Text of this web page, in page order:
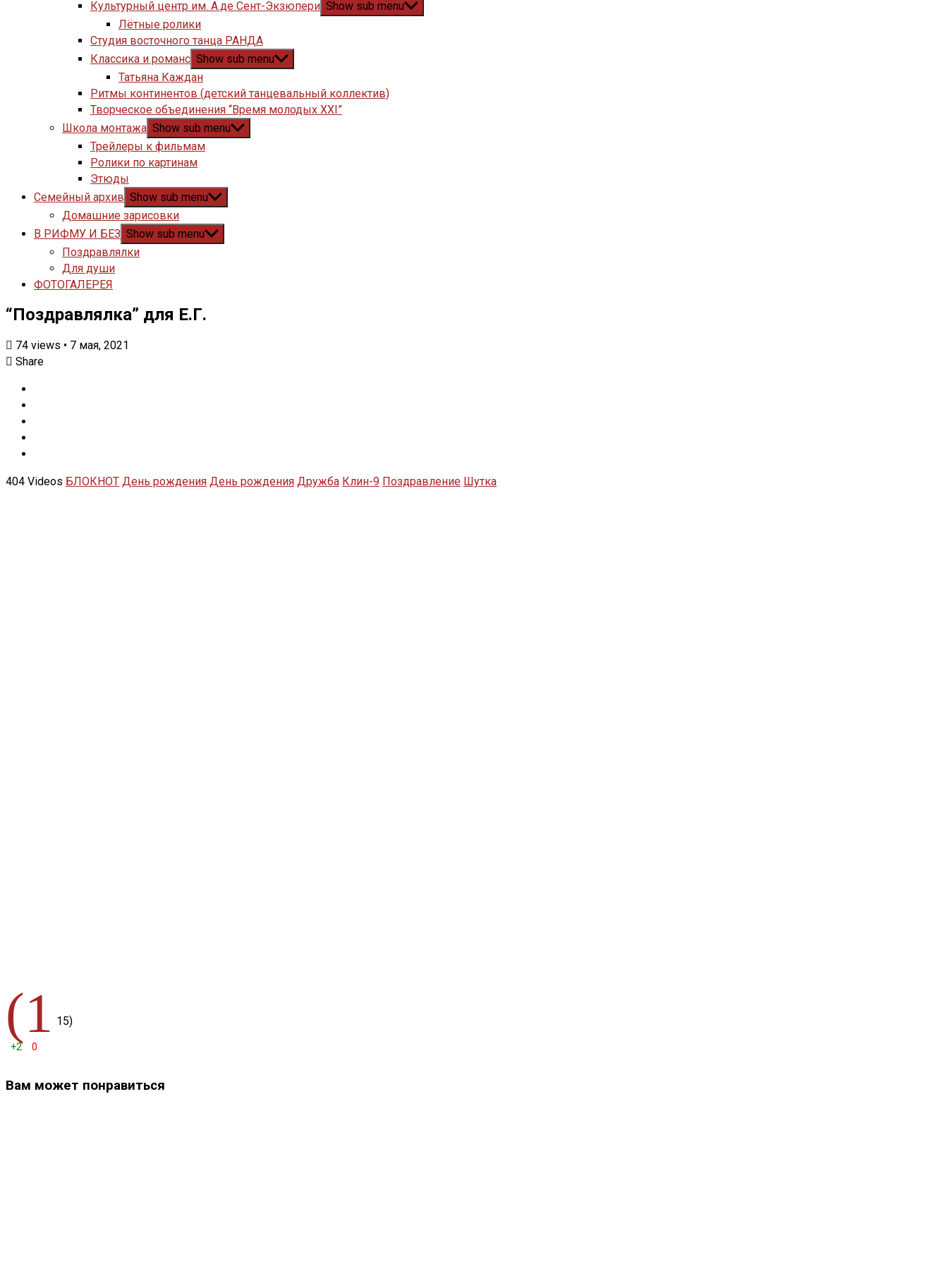
Культурный центр им. А.де Сент-Экзюпери Show sub menu
Лётные ролики
Студия восточного танца РАНДА
Классика и романс Show sub menu
Татьяна Каждан
Ритмы континентов (детский танцевальный коллектив)
Творческое объединения “Время молодых XXI”
Школа монтажа Show sub menu
Трейлеры к фильмам
Ролики по картинам
Этюды
Семейный архив Show sub menu
Домашние зарисовки
В РИФМУ И БЕЗ Show sub menu
Поздравлялки
Для души
ФОТОГАЛЕРЕЯ
“Поздравлялка” для Е.Г.
74 views • 7 мая, 2021
Share
404 Videos БЛОКНОТ День рождения День рождения Дружба Клин-9 Поздравление Шутка
(1 15)
+2 0
Вам может понравиться